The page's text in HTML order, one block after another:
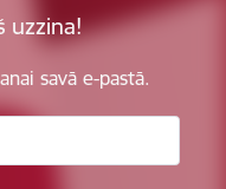
uzzina!
savā e-pastā.